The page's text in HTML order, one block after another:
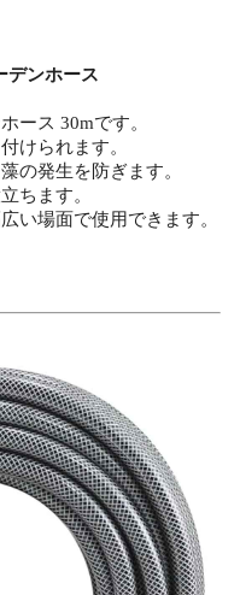
デンホース
ース 30mです。
けられます。
の発生を防ぎます。
ちます。
い場面で使用できます。